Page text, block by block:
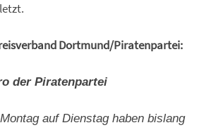
Dortmund/Piratenpartei:
der Piratenpartei
auf Dienstag haben bislang